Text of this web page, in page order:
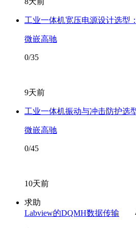
工业一体机宽压电源设计选型
微嵌高驰
0/35
9天前
工业一体机振动与冲击防护选
微嵌高驰
0/45
10天前
求助
Labview的DQMH数据传输